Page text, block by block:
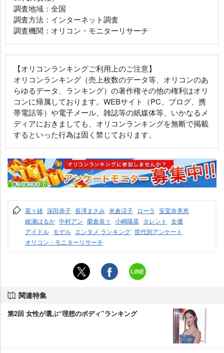
調査地域：全国
調査方法：インターネット調査
調査機関：オリコン・モニターリサーチ
【オリコンランキングご利用上のご注意】
オリコンランキング（売上枚数のデータ等、オリコンのあ
らゆるデータ、ランキング）の著作権その他の権利はオリ
コンに帰属しております。WEBサイト（PC、ブログ、携
帯電話等）や電子メール、雑誌等の紙媒体等、いかなるメ
ディアにおきましても、オリコンランキングを無断で掲載
するといった行為は固く禁じております。
菜々緒 深田恭子 長澤まさみ 米倉涼子 ローラ 安室奈美恵
綾瀬はるか 中村アン 榮倉奈々 小嶋陽菜 タレント
女優
アイドル モデル エンタメ ランキング 世代別アンケート
オリコン・モニターリサーチ
関連特集
第2回 女性が選ぶ“理想のボディ”ランキング